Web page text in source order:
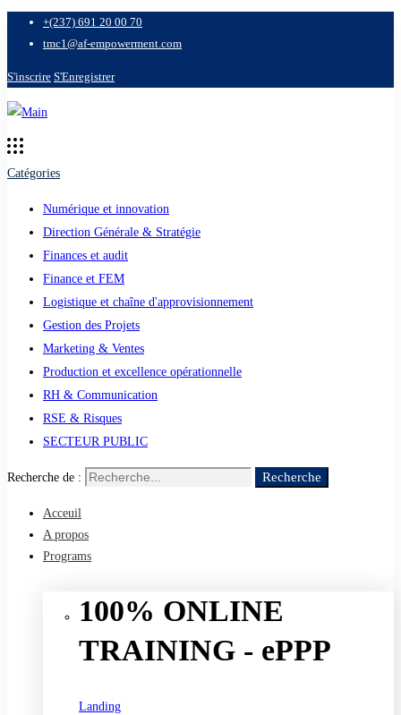
+(237) 691 20 00 70
tmc1@af-empowerment.com
S'inscrire S'Enregistrer
Catégories
Numérique et innovation
Direction Générale & Stratégie
Finances et audit
Finance et FEM
Logistique et chaîne d'approvisionnement
Gestion des Projets
Marketing & Ventes
Production et excellence opérationnelle
RH & Communication
RSE & Risques
SECTEUR PUBLIC
Recherche de : Recherche
Acceuil
A propos
Programs
100% ONLINE
TRAINING - ePPP
Landing